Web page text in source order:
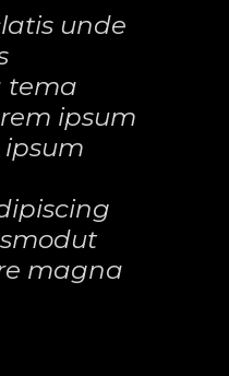
unde
tema
ipsum
ipsum
magna